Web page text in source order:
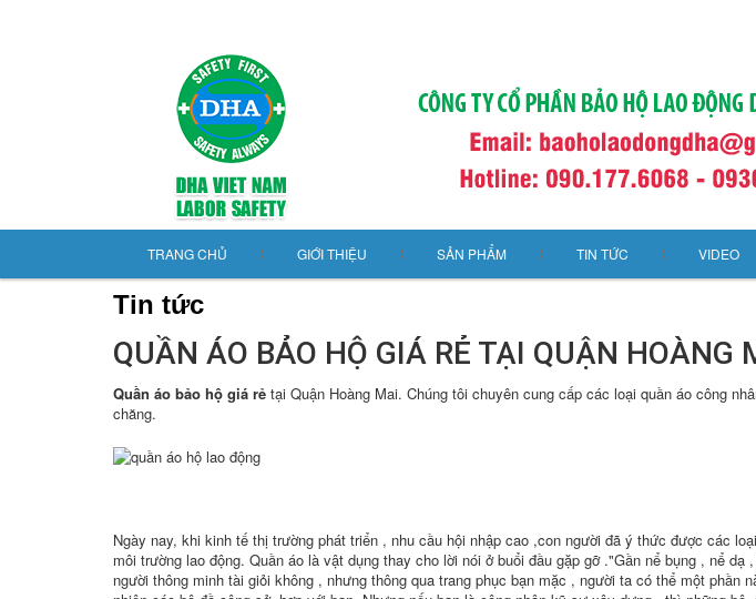
TRANG CHỦ GIỚI THIỆU SẢN PHẨM TIN TỨC VIDEO
Tin tức
QUẦN ÁO BẢO HỘ GIÁ RẺ TẠI QUẬN HOÀNG
Quần áo bảo hộ giá rẻ tại Quận Hoàng Mai. Chúng tôi chuyên cung cấp các loại quần áo công
chăng.
Ngày nay, khi kinh tế thị trường phát triển , nhu cầu hội nhập cao ,con người đã ý thức được các
môi trường lao động. Quần áo là vật dụng thay cho lời nói ở buổi đầu gặp gỡ ."Gần nể bụng , nể
người thông minh tài giỏi không , nhưng thông qua trang phục bạn mặc , người ta có thể một phần